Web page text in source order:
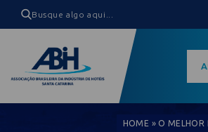
HOME » O MELHOR